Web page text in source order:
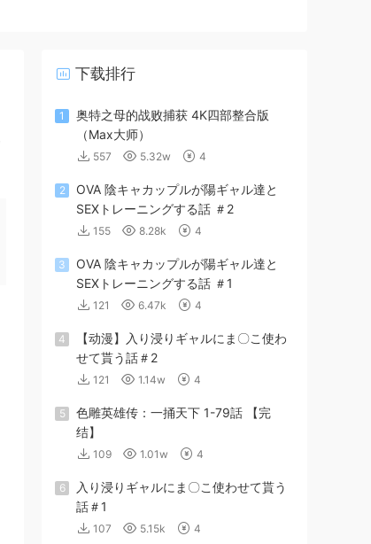
下载排行
1
奥特之母的战败捕获 4K四部整合版
（Max大师）
557 5.32w 4
2
OVA 陰キャカップルが陽ギャル達と
SEXトレーニングする話 ＃2
155 8.28k 4
3
OVA 陰キャカップルが陽ギャル達と
SEXトレーニングする話 ＃1
121 6.47k 4
4
【动漫】入り浸りギャルにま〇こ使わ
せて貰う話＃2
121 1.14w 4
5
色雕英雄传：一捅天下 1-79話 【完
结】
109 1.01w 4
6
入り浸りギャルにま〇こ使わせて貰う
話＃1
107 5.15k 4